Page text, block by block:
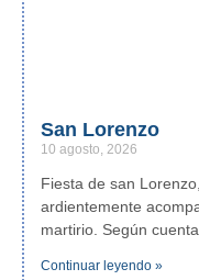
San Lorenzo
10 agosto, 2026
Fiesta de san
ardientemente
martirio. Según
Continuar leyendo »